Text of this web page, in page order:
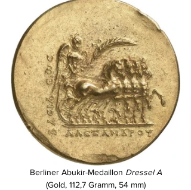
Berliner Abukir-Medaillon Dressel A
(Gold, 112,7 Gramm, 54 mm)